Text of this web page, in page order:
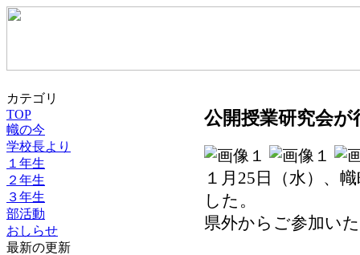
カテゴリ
TOP
幟の今
学校長より
１年生
２年生
３年生
部活動
おしらせ
最新の更新
公開授業研究会
１月25日（水）、
した。
県外からご参加い